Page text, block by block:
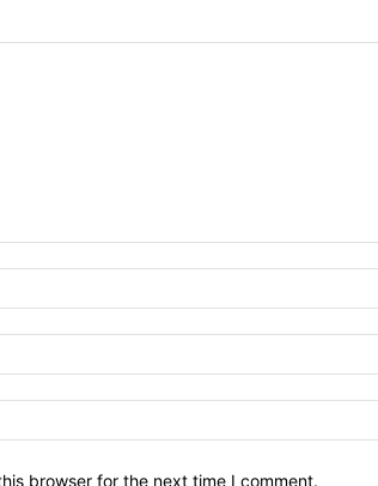
browser for the next time I comment.